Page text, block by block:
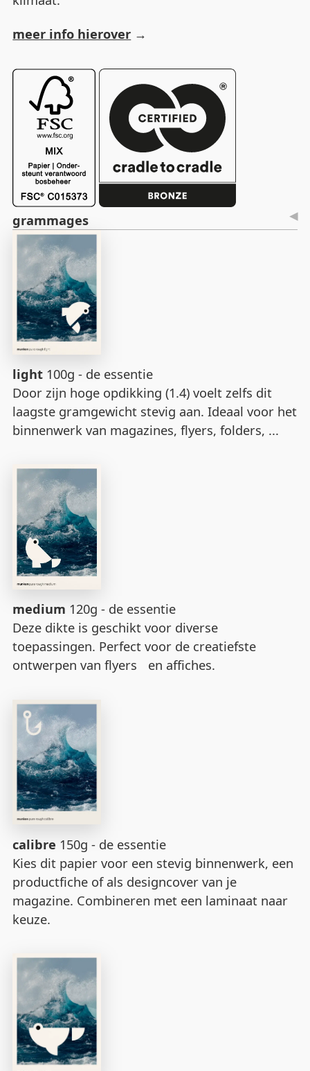
meer info hierover
grammages
light 100g - de essentie
Door zijn hoge opdikking (1.4) voelt zelfs dit
laagste gramgewicht stevig aan. Ideaal voor het
binnenwerk van magazines, flyers, folders, ...
medium 120g - de essentie
Deze dikte is geschikt voor diverse
toepassingen. Perfect voor de creatiefste
ontwerpen van flyers en affiches.
calibre 150g - de essentie
Kies dit papier voor een stevig binnenwerk, een
productfiche of als designcover van je
magazine. Combineren met een laminaat naar
keuze.